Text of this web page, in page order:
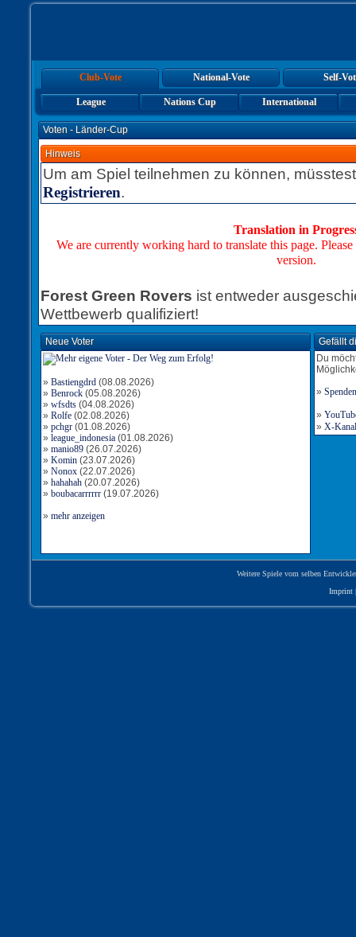
Club-Vote National-Vote Self-
League Nations Cup International
Voten - Länder-Cup
Hinweis
Um am Spiel teilnehmen zu können,
Registrieren.
Translation in
We are currently working hard to translate this page.
version.
Forest Green Rovers ist entweder
Wettbewerb qualifiziert!
Neue Voter
» Bastiengdrd (08.08.2026)
» Benrock (05.08.2026)
» wfsdts (04.08.2026)
» Rolfe (02.08.2026)
» pchgr (01.08.2026)
» league_indonesia (01.08.2026)
» manio89 (26.07.2026)
» Komin (23.07.2026)
» Nonox (22.07.2026)
» hahahah (20.07.2026)
» boubacarrrrrr (19.07.2026)
» mehr anzeigen
Gefällt
Du
» Spenden
»
» X-
Weitere Spiele vom selben
Imprint